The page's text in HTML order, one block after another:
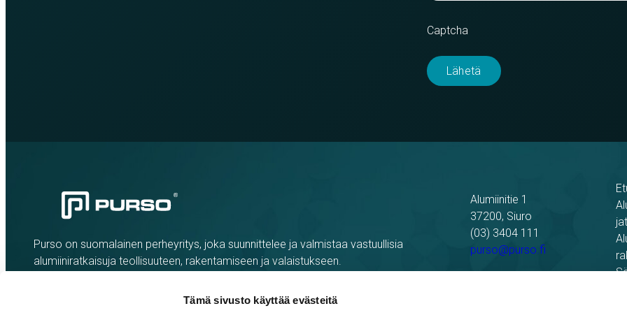
Tämä sivusto käyttää evästeitä
Captcha
Purso on suomalainen perheyritys, joka suunnittelee ja valmistaa vastuullisia
alumiiniratkaisuja teollisuuteen, rakentamiseen ja valaistukseen.
Alumiinitie 1
37200, Siuro
(03) 3404 111
purso@purso.fi